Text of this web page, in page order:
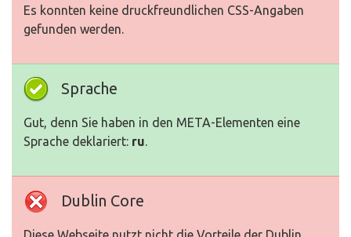
Es konnten keine druckfreundlichen CSS-Angaben
gefunden werden.
Sprache
Gut, denn Sie haben in den META-Elementen eine
Sprache deklariert: ru.
Dublin Core